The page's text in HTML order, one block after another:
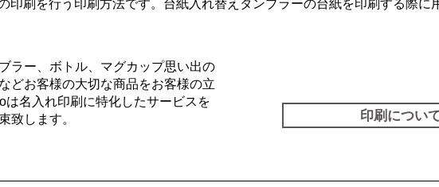
印刷を行う印刷方法です。台紙入れ替えタンブラーの台紙を印刷する際に
ラー、ボトル、マグカップ思い出の
どお客様の大切な商品をお客様の立
名入れ印刷に特化したサービスを
致します。
印刷につい